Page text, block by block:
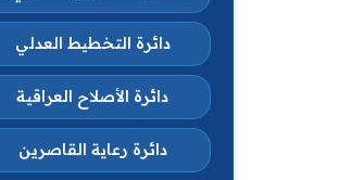
دائرة التخطيط العدلي
دائرة الأصلاح العراقية
دائرة رعاية القاصرين